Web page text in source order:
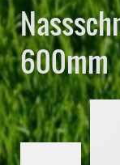
600mm